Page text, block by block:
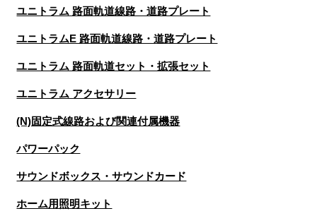
ユニトラム 路面軌道線路・道路プレート
ユニトラムE 路面軌道線路・道路プレート
ユニトラム 路面軌道セット・拡張セット
ユニトラム アクセサリー
(N)固定式線路および関連付属機器
パワーパック
サウンドボックス・サウンドカード
ホーム用照明キット